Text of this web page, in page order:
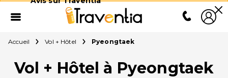
Accueil Vol + Hôtel Pyeongtaek
Vol + Hôtel à Pyeongtaek